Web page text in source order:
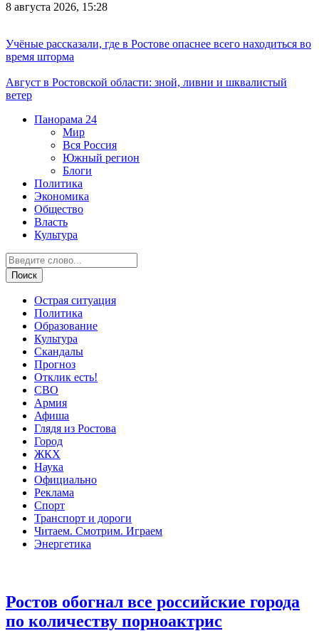
8 августа 2026, 15:28
Учёные рассказали, где в Ростове опаснее всего находиться во
время шторма
Август в Ростовской области: зной, ливни и шквалистый
ветер
Панорама 24
Мир
Вся Россия
Южный регион
Блоги
Политика
Экономика
Общество
Власть
Культура
Острая ситуация
Политика
Образование
Культура
Скандалы
Прогноз
Отклик есть!
СВО
Армия
Афиша
Глядя из Ростова
Город
ЖКХ
Наука
Официально
Реклама
Спорт
Транспорт и дороги
Читаем. Смотрим. Играем
Энергетика
Ростов обогнал все российские города
по количеству порноактрис